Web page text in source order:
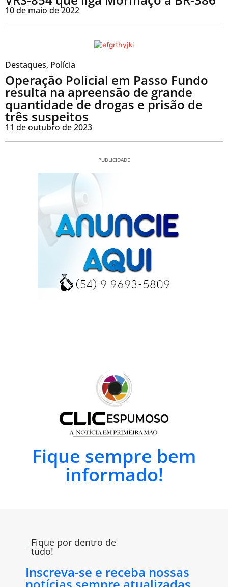
10 de maio de 2022
Destaques, Polícia
Operação Policial em Passo Fundo
resulta na apreensão de grande
quantidade de drogas e prisão de
três suspeitos
11 de outubro de 2023
PUBLICIDADE
Fique sempre bem
informado!
Fique por dentro de
tudo!
Inscreva-se e receba nossas